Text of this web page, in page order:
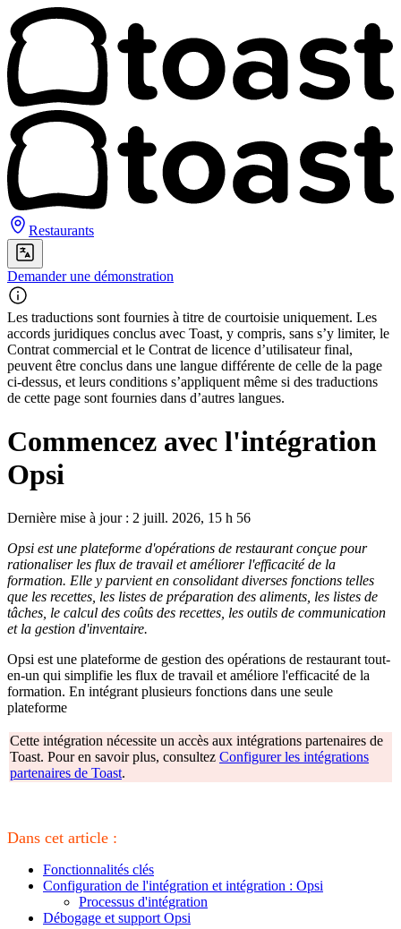
Restaurants
Demander une démonstration
Les traductions sont fournies à titre de courtoisie uniquement. Les
accords juridiques conclus avec Toast, y compris, sans s’y limiter, le
Contrat commercial et le Contrat de licence d’utilisateur final,
peuvent être conclus dans une langue différente de celle de la page
ci-dessus, et leurs conditions s’appliquent même si des traductions
de cette page sont fournies dans d’autres langues.
Commencez avec l'intégration
Opsi
Dernière mise à jour : 2 juill. 2026, 15 h 56
Opsi est une plateforme d'opérations de restaurant conçue pour
rationaliser les flux de travail et améliorer l'efficacité de la
formation. Elle y parvient en consolidant diverses fonctions telles
que les recettes, les listes de préparation des aliments, les listes de
tâches, le calcul des coûts des recettes, les outils de communication
et la gestion d'inventaire.
Opsi est une plateforme de gestion des opérations de restaurant tout-
en-un qui simplifie les flux de travail et améliore l'efficacité de la
formation. En intégrant plusieurs fonctions dans une seule
plateforme
Cette intégration nécessite un accès aux intégrations partenaires de
Toast. Pour en savoir plus, consultez Configurer les intégrations
partenaires de Toast.
Dans cet article :
Fonctionnalités clés
Configuration de l'intégration et intégration : Opsi
Processus d'intégration
Débogage et support Opsi